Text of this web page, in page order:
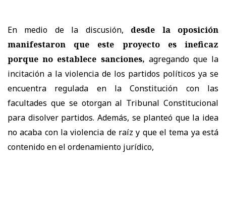
En medio de la discusión, desde la oposición
manifestaron que este proyecto es ineficaz
porque no establece sanciones, agregando que la
incitación a la violencia de los partidos políticos ya se
encuentra regulada en la Constitución con las
facultades que se otorgan al Tribunal Constitucional
para disolver partidos. Además, se planteó que la idea
no acaba con la violencia de raíz y que el tema ya está
contenido en el ordenamiento jurídico,